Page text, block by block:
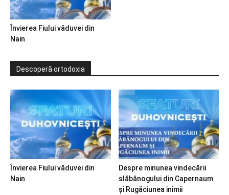
Învierea Fiului văduvei din
Nain
Descoperă ortodoxia
Învierea Fiului văduvei din
Nain
Despre minunea vindecării
slăbănogului din Capernaum
și Rugăciunea inimii